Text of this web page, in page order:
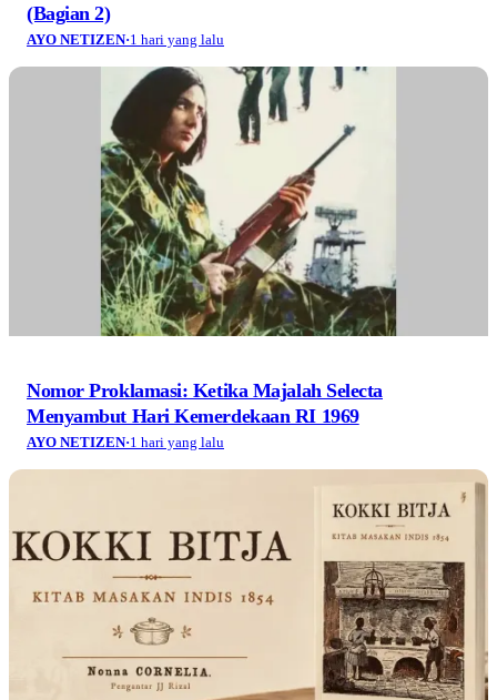
(Bagian 2)
AYO NETIZEN·1 hari yang lalu
Nomor Proklamasi: Ketika Majalah Selecta
Menyambut Hari Kemerdekaan RI 1969
AYO NETIZEN·1 hari yang lalu